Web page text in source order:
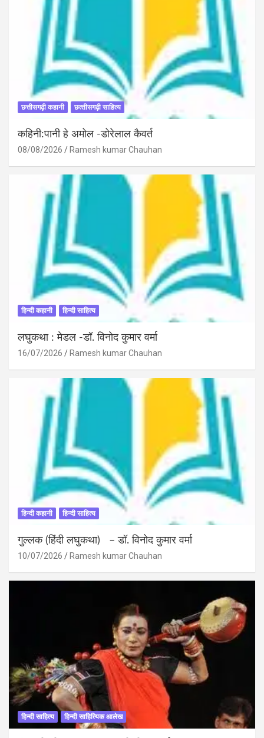
छत्तीसगढ़ी कहानी छत्‍तीसगढ़ी साहित्‍य
कहिनी:पानी हे अमोल -डोरेलाल कैवर्त
08/08/2026 Ramesh kumar Chauhan
हिन्दी कहानी हिन्दी साहित्य
लघुकथा : मेडल -डॉ. विनोद कुमार वर्मा
16/07/2026 Ramesh kumar Chauhan
हिन्दी कहानी हिन्दी साहित्य
गुल्लक (हिंदी लघुकथा) – डॉ. विनोद कुमार वर्मा
10/07/2026 Ramesh kumar Chauhan
हिन्दी साहित्य हिन्दी साहित्यिक आलेख